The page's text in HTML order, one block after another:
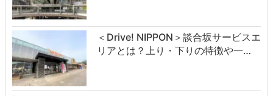
＜Drive! NIPPON＞談合坂サービスエ
リアとは？上り・下りの特徴や一…